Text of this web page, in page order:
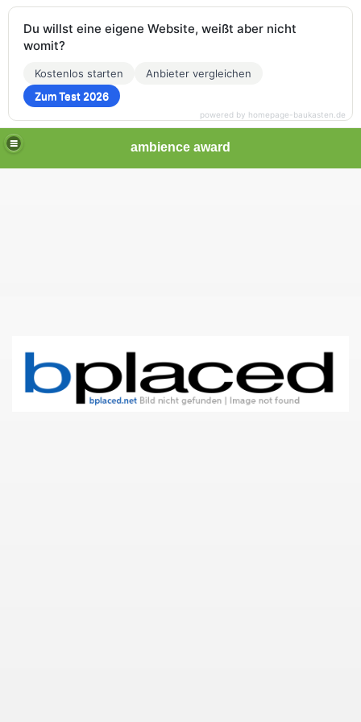
ambience award
Du willst eine eigene Website, weißt aber nicht
womit?
Kostenlos starten
Anbieter vergleichen
Zum Test 2026
powered by homepage-baukasten.de